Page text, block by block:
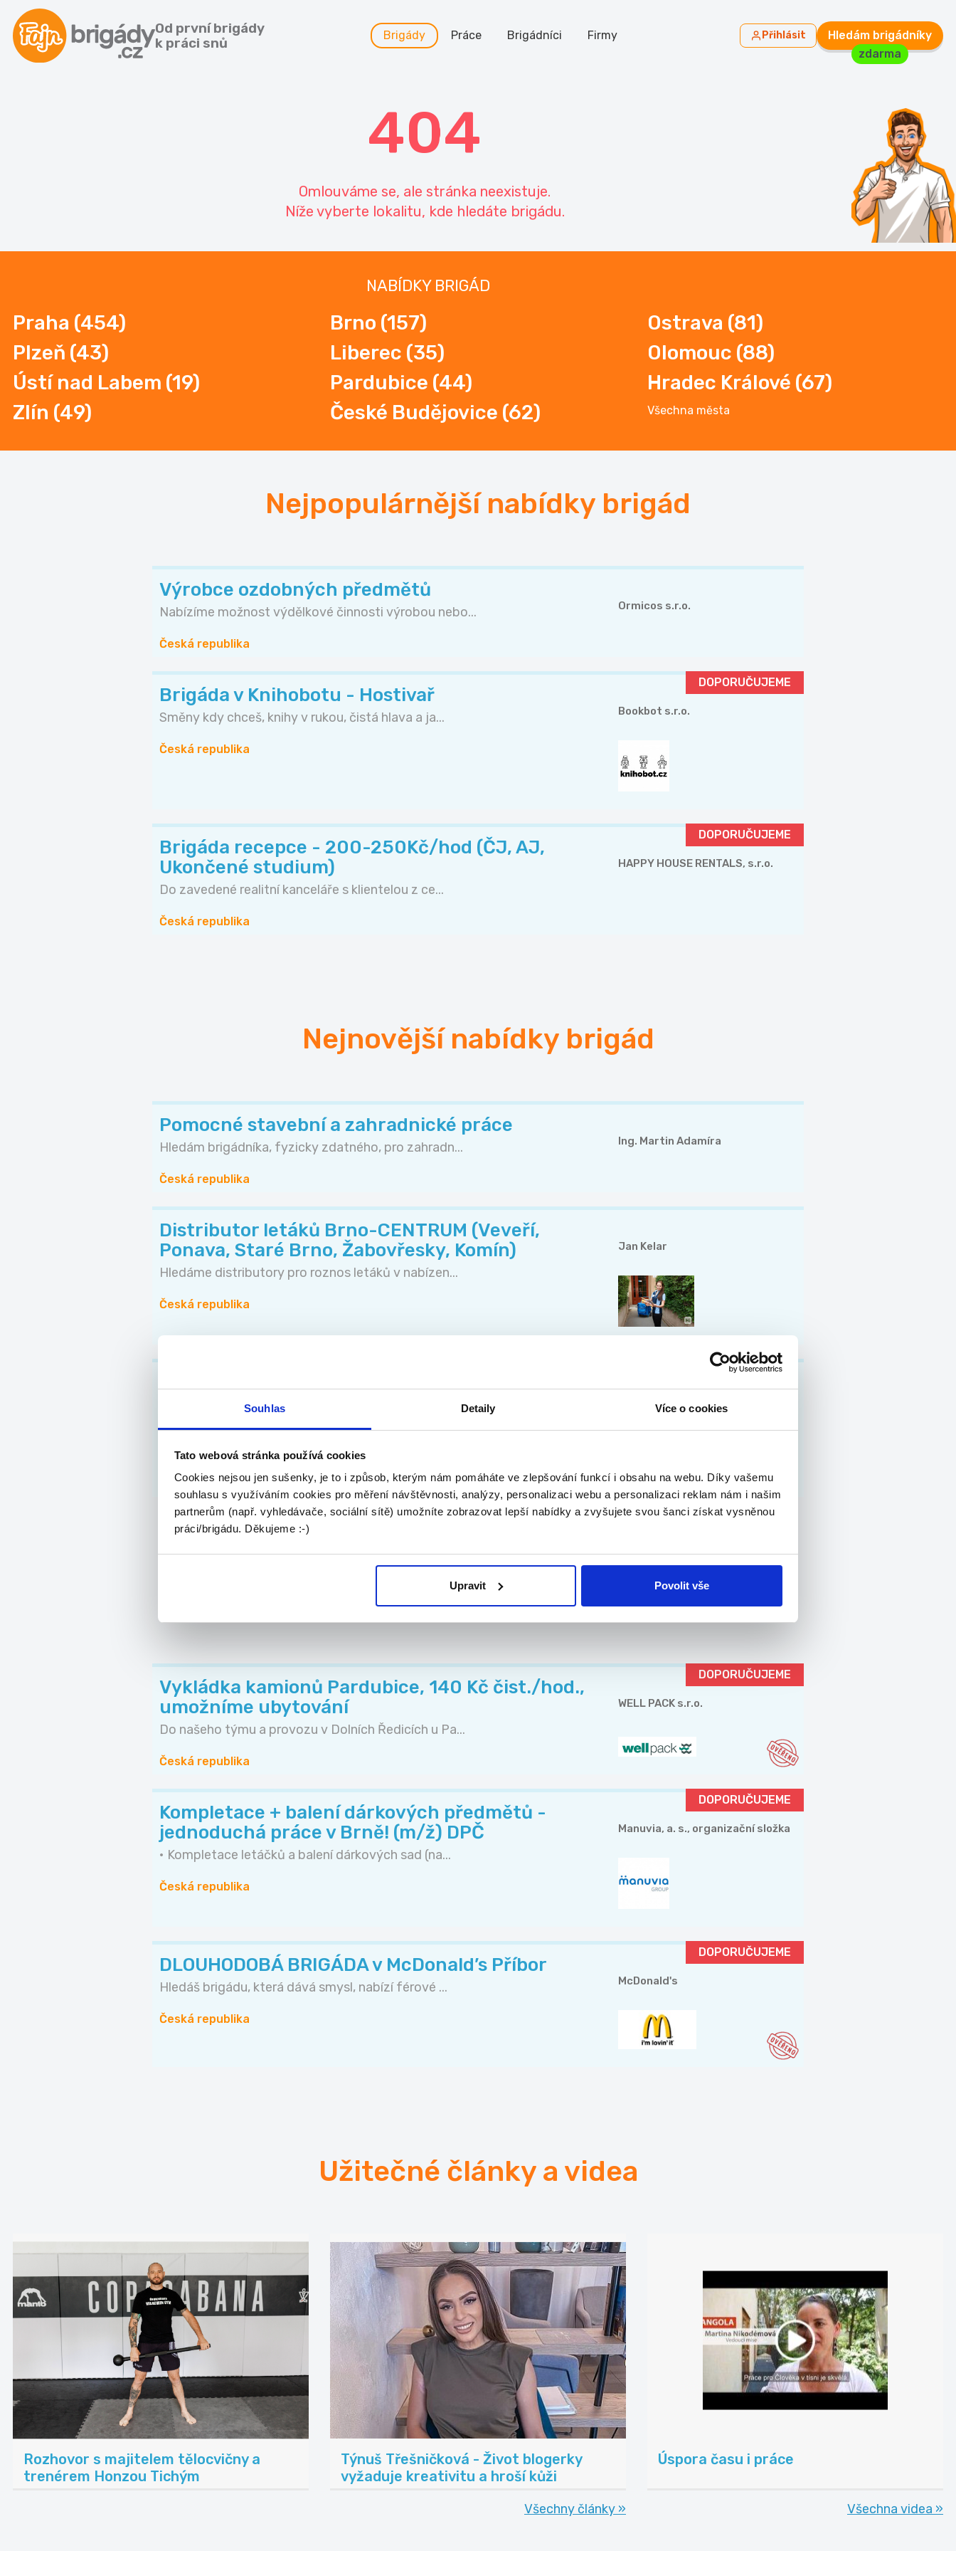
Souhlas Detaily Více o cookies
Tato webová stránka používá cookies
Cookies nejsou jen sušenky, je to i způsob, kterým nám pomáháte ve zlepšování funkcí i obsahu na webu. Díky vašemu
souhlasu s využíváním cookies pro měření návštěvnosti, analýzy, personalizaci webu a personalizaci reklam nám i našim
partnerům (např. vyhledávače, sociální sítě) umožníte zobrazovat lepší nabídky a zvyšujete svou šanci získat vysněnou
práci/brigádu. Děkujeme :-)
Upravit Povolit vše
Od první brigády
k práci snů
Brigády Práce Brigádníci Firmy Přihlásit
Hledám brigádníky
zdarma
404
Omlouváme se, ale stránka neexistuje.
Níže vyberte lokalitu, kde hledáte brigádu.
NABÍDKY BRIGÁD
Praha (454)
Plzeň (43)
Ústí nad Labem (19)
Zlín (49)
Brno (157)
Liberec (35)
Pardubice (44)
České Budějovice (62)
Ostrava (81)
Olomouc (88)
Hradec Králové (67)
Všechna města
Nejpopulárnější nabídky brigád
Výrobce ozdobných předmětů
Nabízíme možnost výdělkové činnosti výrobou nebo...
Česká republika
Ormicos s.r.o.
DOPORUČUJEME
Brigáda v Knihobotu - Hostivař
Směny kdy chceš, knihy v rukou, čistá hlava a ja...
Česká republika
Bookbot s.r.o.
DOPORUČUJEME
Brigáda recepce - 200-250Kč/hod (ČJ, AJ,
Ukončené studium)
Do zavedené realitní kanceláře s klientelou z ce...
Česká republika
HAPPY HOUSE RENTALS, s.r.o.
Nejnovější nabídky brigád
Pomocné stavební a zahradnické práce
Hledám brigádníka, fyzicky zdatného, pro zahradn...
Česká republika
Ing. Martin Adamíra
Distributor letáků Brno-CENTRUM (Veveří,
Ponava, Staré Brno, Žabovřesky, Komín)
Hledáme distributory pro roznos letáků v nabízen...
Česká republika
Jan Kelar
Hledáme energického a komunikativního jedince pr...
Doporučujeme
DOPORUČUJEME
Vykládka kamionů Pardubice, 140 Kč čist./hod.,
umožníme ubytování
Do našeho týmu a provozu v Dolních Ředicích u Pa...
Česká republika
WELL PACK s.r.o.
DOPORUČUJEME
Kompletace + balení dárkových předmětů -
jednoduchá práce v Brně! (m/ž) DPČ
• Kompletace letáčků a balení dárkových sad (na...
Česká republika
Manuvia, a. s., organizační složka
DOPORUČUJEME
DLOUHODOBÁ BRIGÁDA v McDonald’s Příbor
Hledáš brigádu, která dává smysl, nabízí férové ...
Česká republika
McDonald's
Užitečné články a videa
Rozhovor s majitelem tělocvičny a
trenérem Honzou Tichým
Týnuš Třešničková - Život blogerky
vyžaduje kreativitu a hroší kůži
Všechny články »
Úspora času i práce
Všechna videa »